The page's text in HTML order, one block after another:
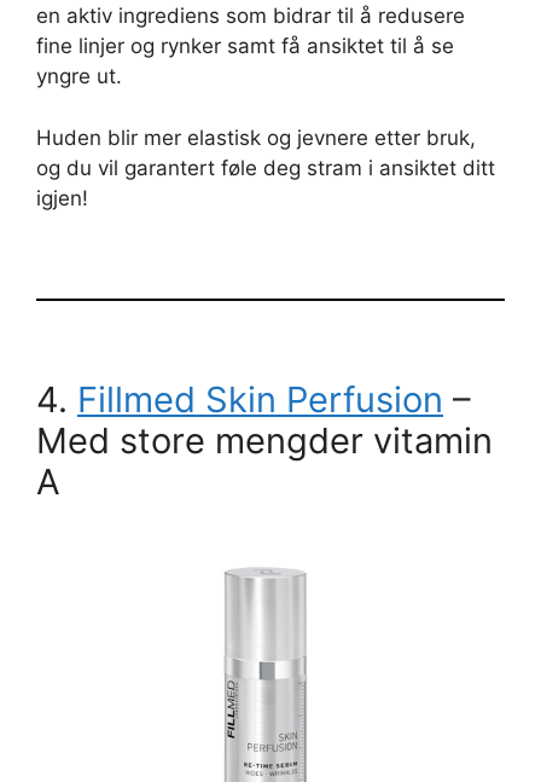
en aktiv ingrediens som bidrar til å redusere
fine linjer og rynker samt få ansiktet til å se
yngre ut.
Huden blir mer elastisk og jevnere etter bruk,
og du vil garantert føle deg stram i ansiktet ditt
igjen!
4. Fillmed Skin Perfusion –
Med store mengder vitamin
A